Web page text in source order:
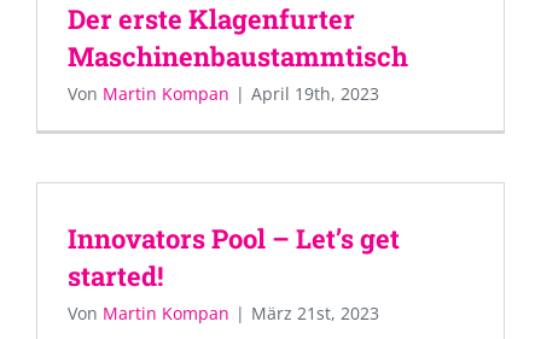
Der erste Klagenfurter
Maschinenbaustammtisch
Von Martin Kompan | April 19th, 2023
Innovators Pool – Let’s get
started!
Von Martin Kompan | März 21st, 2023